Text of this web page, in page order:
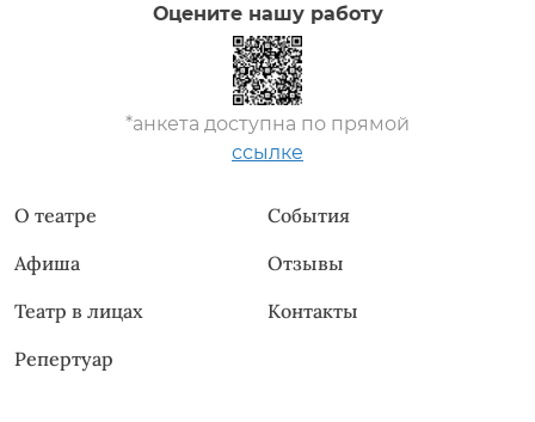
Оцените нашу работу
*анкета доступна по прямой
ссылке
О театре
Афиша
Театр в лицах
Репертуар
События
Отзывы
Контакты